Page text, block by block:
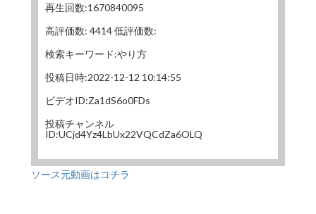
再生回数:1670840095
高評価数: 4414 低評価数:
検索キーワード:やり方
投稿日時:2022-12-12 10:14:55
ビデオID:Za1dS6o0FDs
投稿チャンネル
ID:UCjd4Yz4LbUx22VQCdZa6OLQ
ソース元動画はコチラ